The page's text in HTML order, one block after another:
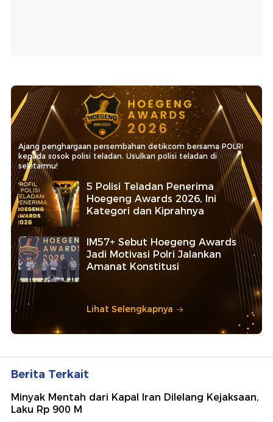
Ajang penghargaan persembahan detikcom bersama POLRI
kepada sosok polisi teladan. Usulkan polisi teladan di
sekitarmu!
5 Polisi Teladan Penerima
Hoegeng Awards 2026, Ini
Kategori dan Kiprahnya
IM57+ Sebut Hoegeng Awards
Jadi Motivasi Polri Jalankan
Amanat Konstitusi
Lihat Selengkapnya
Berita Terkait
Minyak Mentah dari Kapal Iran Dilelang Kejaksaan,
Laku Rp 900 M